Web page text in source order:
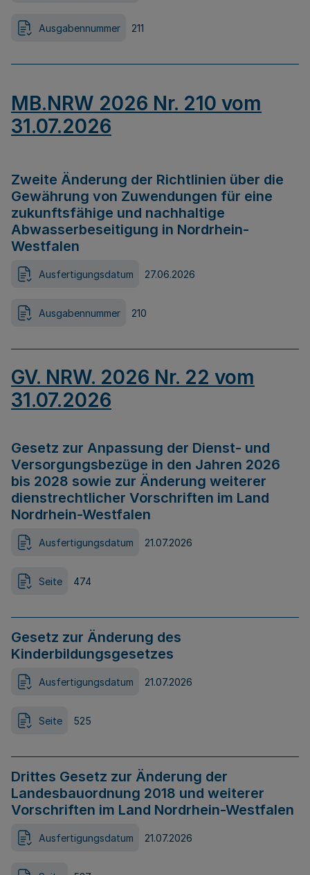
Ausgabennummer 211
MB.NRW 2026 Nr. 210 vom
31.07.2026
Zweite Änderung der Richtlinien über die
Gewährung von Zuwendungen für eine
zukunftsfähige und nachhaltige
Abwasserbeseitigung in Nordrhein-
Westfalen
Ausfertigungsdatum 27.06.2026
Ausgabennummer 210
GV. NRW. 2026 Nr. 22 vom
31.07.2026
Gesetz zur Anpassung der Dienst- und
Versorgungsbezüge in den Jahren 2026
bis 2028 sowie zur Änderung weiterer
dienstrechtlicher Vorschriften im Land
Nordrhein-Westfalen
Ausfertigungsdatum 21.07.2026
Seite 474
Gesetz zur Änderung des
Kinderbildungsgesetzes
Ausfertigungsdatum 21.07.2026
Seite 525
Drittes Gesetz zur Änderung der
Landesbauordnung 2018 und weiterer
Vorschriften im Land Nordrhein-Westfalen
Ausfertigungsdatum 21.07.2026